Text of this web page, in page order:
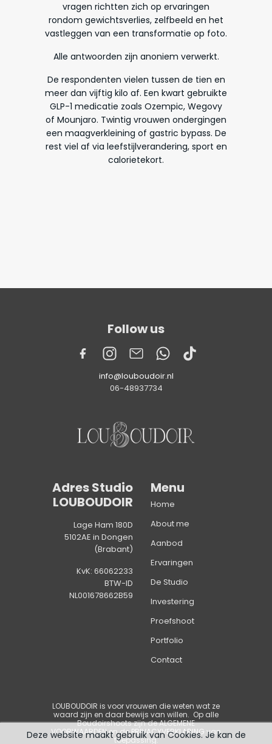
vragen richtten zich op ervaringen
rondom gewichtsverlies, zelfbeeld en het
vastleggen van een transformatie op foto.
Alle antwoorden zijn anoniem verwerkt.
De respondenten vielen tussen de tien en
meer dan vijftig kilo af. Een kwart gebruikte
GLP-1 medicatie zoals Ozempic, Wegovy
of Mounjaro. Twintig vrouwen ondergingen
een maagverkleining of gastric bypass. De
rest viel af via leefstijlverandering, sport en
calorietekort.
LOUBOUDOIR is voor vrouwen die weten wat ze
waard zijn en daar bewijs van willen. Op alle
Boudoirshoots zijn deALGEMENE
VOORWAARDENen dePRIVACYVERKLARING van
toepassing.
Follow us
Menu
Home
About me
Aanbod
Ervaringen
De Studio
Investering
Proefshoot
Portfolio
Contact
Adres Studio
LOUBOUDOIR
Lage Ham 180D
5102AE in Dongen
(Brabant)
KvK: 66062233
BTW-ID
NL001678662B59
info@louboudoir.nl
06-48937734
Deze website maakt gebruik van Cookies. Je kan de